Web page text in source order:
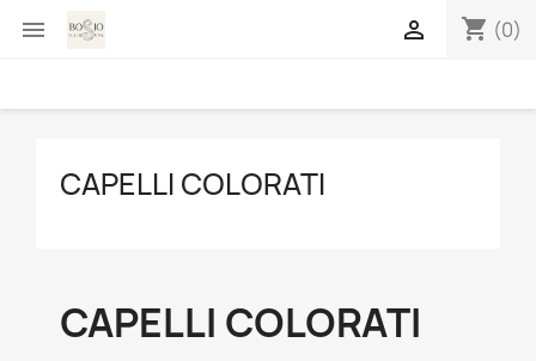
 shopping_cart (0)

CAPELLI COLORATI
CAPELLI COLORATI